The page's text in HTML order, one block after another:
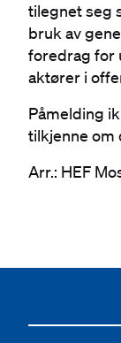
tilegnet seg
bruk av
foredrag for
aktører i
Påmelding
tilkjenne om
Arr.: HEF